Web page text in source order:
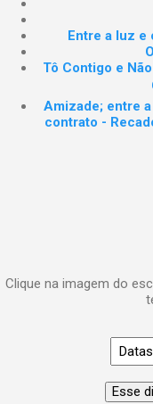
Entre a luz
Tô Contigo e
Amizade; entre
contrato -
Clique na imagem do